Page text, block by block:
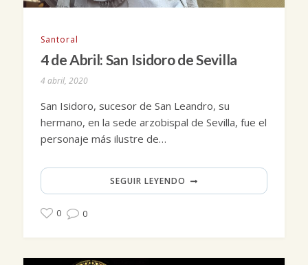
Santoral
4 de Abril: San Isidoro de Sevilla
4 abril, 2020
San Isidoro, sucesor de San Leandro, su
hermano, en la sede arzobispal de Sevilla, fue el
personaje más ilustre de…
SEGUIR LEYENDO
0 0